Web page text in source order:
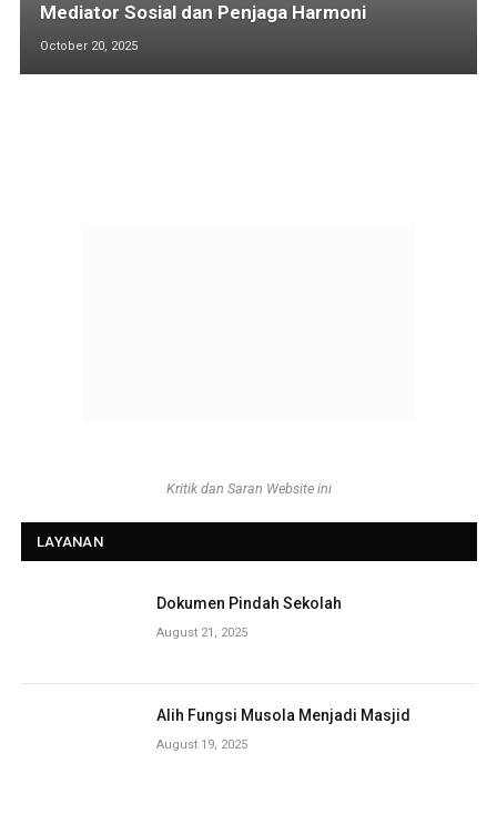
Mediator Sosial dan Penjaga Harmoni
October 20, 2025
Kritik dan Saran Website ini
LAYANAN
Dokumen Pindah Sekolah
August 21, 2025
Alih Fungsi Musola Menjadi Masjid
August 19, 2025